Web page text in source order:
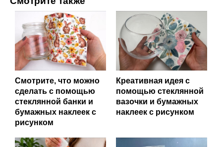
Смотрите, что можно
сделать с помощью
стеклянной банки и
бумажных наклеек с
рисунком
Креативная идея с
помощью стеклянной
вазочки и бумажных
наклеек с рисунком